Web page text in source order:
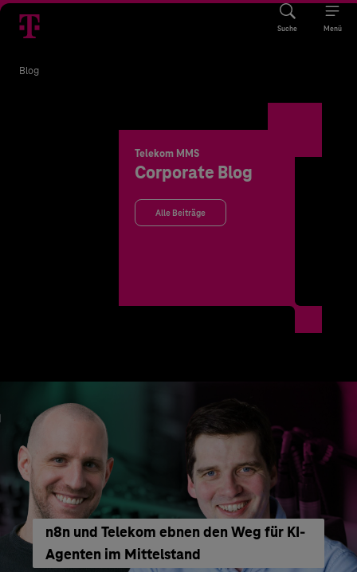
Suche Menü
Blog
Telekom MMS
Corporate Blog
Alle Beiträge
n8n und Telekom ebnen den Weg für KI-
Agenten im Mittelstand